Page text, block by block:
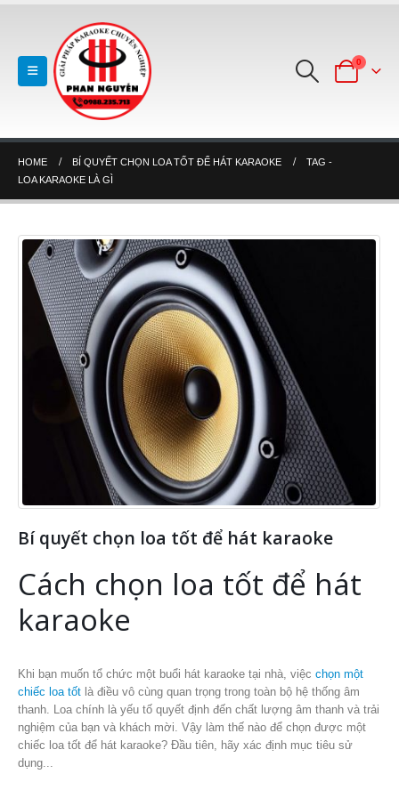
0
HOME BÍ QUYẾT CHỌN LOA TỐT ĐỂ HÁT KARAOKE
TAG -
LOA KARAOKE LÀ GÌ
Bí quyết chọn loa tốt để hát karaoke
Cách chọn loa tốt để hát
karaoke
Khi bạn muốn tổ chức một buổi hát karaoke tại nhà, việc chọn một
chiếc loa tốt là điều vô cùng quan trọng trong toàn bộ hệ thống âm
thanh. Loa chính là yếu tố quyết định đến chất lượng âm thanh và trải
nghiệm của bạn và khách mời. Vậy làm thế nào để chọn được một
chiếc loa tốt để hát karaoke? Đầu tiên, hãy xác định mục tiêu sử
dụng...